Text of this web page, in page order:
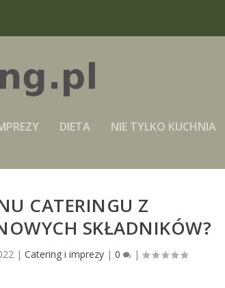
DIETA NIE TYLKO KUCHNIA
CATERINGU Z
SKŁADNIKÓW?
| Catering i imprezy| 0 |